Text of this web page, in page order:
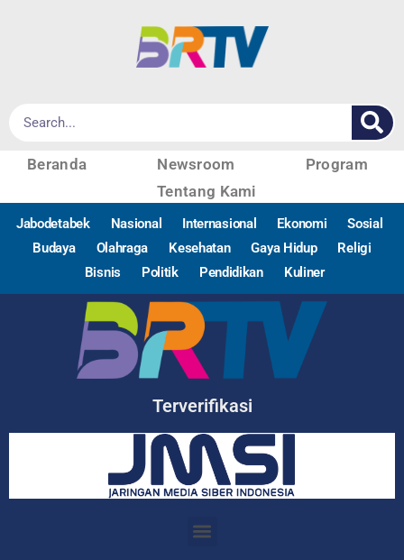
Beranda Newsroom
Program
Tentang Kami
Jabodetabek Nasional Internasional Ekonomi
Sosial
Budaya
Olahraga Kesehatan Gaya Hidup
Religi
Bisnis
Politik Pendidikan Kuliner
Terverifikasi